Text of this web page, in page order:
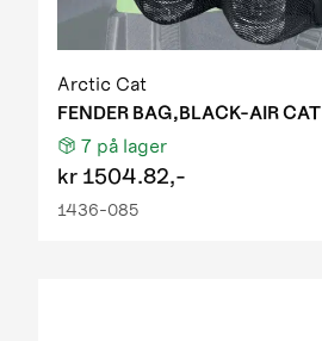
Arctic Cat
FENDER BAG,BLACK-AIR CAT
7 på lager
kr 1504.82,-
1436-085